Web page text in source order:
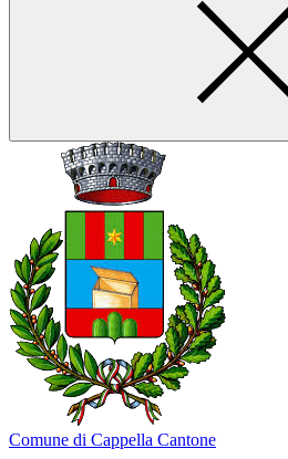
Comune di Cappella Cantone